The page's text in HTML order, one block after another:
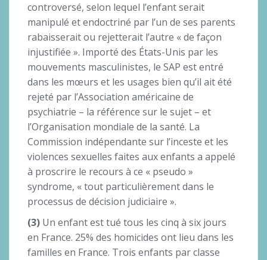
controversé, selon lequel l’enfant serait
manipulé et endoctriné par l’un de ses parents
rabaisserait ou rejetterait l’autre « de façon
injustifiée ». Importé des États-Unis par les
mouvements masculinistes, le SAP est entré
dans les mœurs et les usages bien qu’il ait été
rejeté par l’Association américaine de
psychiatrie – la référence sur le sujet – et
l’Organisation mondiale de la santé. La
Commission indépendante sur l’inceste et les
violences sexuelles faites aux enfants a appelé
à proscrire le recours à ce « pseudo »
syndrome, « tout particulièrement dans le
processus de décision judiciaire ».
(3) Un enfant est tué tous les cinq à six jours
en France. 25% des homicides ont lieu dans les
familles en France. Trois enfants par classe